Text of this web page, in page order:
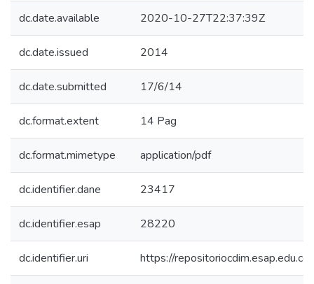
dc.date.available 2020-10-27T22:37:39Z
dc.date.issued 2014
dc.date.submitted 17/6/14
dc.format.extent 14 Pag
dc.format.mimetype application/pdf
dc.identifier.dane 23417
dc.identifier.esap 28220
dc.identifier.uri https://